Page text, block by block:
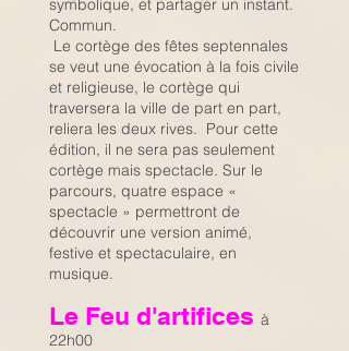
symbolique, et partager un instant.
Commun.
Le cortège des fêtes septennales
se veut une évocation à la fois civile
et religieuse, le cortège qui
traversera la ville de part en part,
reliera les deux rives. Pour cette
édition, il ne sera pas seulement
cortège mais spectacle. Sur le
parcours, quatre espace «
spectacle » permettront de
découvrir une version animé,
festive et spectaculaire, en
musique.
Le Feu d'artifices à
22h00